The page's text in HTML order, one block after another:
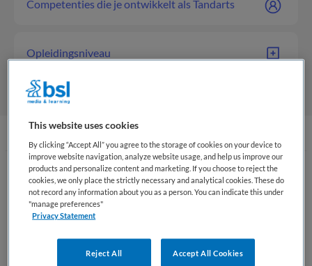
Competenties die je ontwikkelt als Tandarts
Opleidingsniveau
Wat is een Tandarts
Een tandarts in Nederland is een universitair opgeleide
diagnosticeren en behandelen van aandoeningen van het
This website uses cookies
By clicking “Accept All” you agree to the storage of cookies on your device to
improve website navigation, analyze website usage, and help us improve our
products and personalize content and marketing. If you choose to reject the
cookies, we only place the strictly necessary and analytical cookies. These do
not record any information about you as a person. You can indicate this under
"manage preferences"
Privacy Statement
Reject All Accept All Cookies